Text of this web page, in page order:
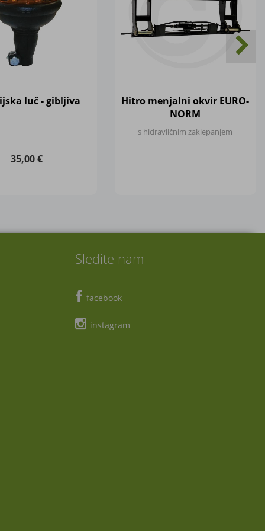
luč - gibljiva
35,00 €
Hitro menjalni okvir EURO-
NORM
s hidravličnim zaklepanjem
Sledite nam
facebook
instagram